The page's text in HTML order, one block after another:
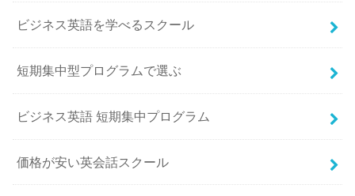
ビジネス英語を学べるスクール
短期集中型プログラムで選ぶ
ビジネス英語 短期集中プログラム
価格が安い英会話スクール